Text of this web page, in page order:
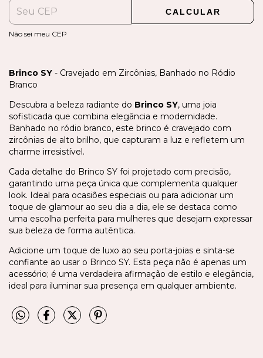
CALCULAR
Não sei meu CEP
Brinco SY - Cravejado em Zircônias, Banhado no Ródio
Branco
Descubra a beleza radiante do Brinco SY, uma joia
sofisticada que combina elegância e modernidade.
Banhado no ródio branco, este brinco é cravejado com
zircônias de alto brilho, que capturam a luz e refletem um
charme irresistível.
Cada detalhe do Brinco SY foi projetado com precisão,
garantindo uma peça única que complementa qualquer
look. Ideal para ocasiões especiais ou para adicionar um
toque de glamour ao seu dia a dia, ele se destaca como
uma escolha perfeita para mulheres que desejam expressar
sua beleza de forma autêntica.
Adicione um toque de luxo ao seu porta-joias e sinta-se
confiante ao usar o Brinco SY. Esta peça não é apenas um
acessório; é uma verdadeira afirmação de estilo e elegância,
ideal para iluminar sua presença em qualquer ambiente.